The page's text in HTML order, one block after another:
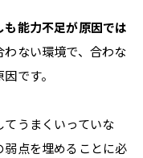
能力不足が原因では
ない環境で、合わな
です。
うまくいっていな
点を埋めることに必